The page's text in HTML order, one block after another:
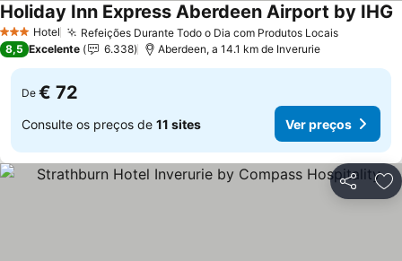
3 EstrelasHotel Refeições Durante Todo o Dia com Produtos Locais
Holiday Inn Express Aberdeen Airport by IHG
8,5 Excelente 6.338 Aberdeen, a 14.1 km de Inverurie
De € 72
Consulte os preços de 11 sites Ver preços
Partilhar